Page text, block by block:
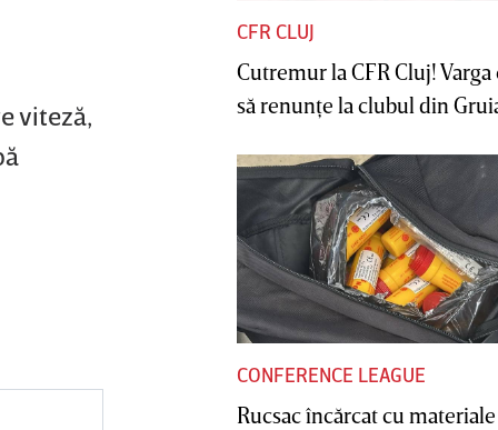
viteză,
CFR CLUJ
Cutremur la CFR Cluj! Varga
să renunţe la clubul din
CONFERENCE LEAGUE
Rucsac încărcat cu materiale